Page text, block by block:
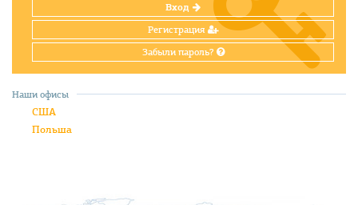
Вход
Регистрация
Забыли пароль?
Наши офисы
США
Польша